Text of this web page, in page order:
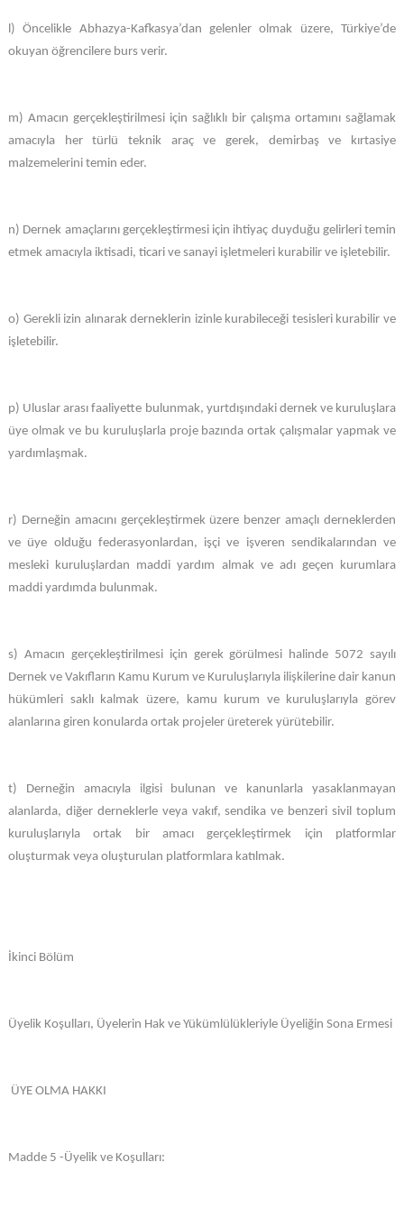
l) Öncelikle Abhazya-Kafkasya’dan gelenler olmak üzere, Türkiye’de
okuyan öğrencilere burs verir.
m) Amacın gerçekleştirilmesi için sağlıklı bir çalışma ortamını sağlamak
amacıyla her türlü teknik araç ve gerek, demirbaş ve kırtasiye
malzemelerini temin eder.
n) Dernek amaçlarını gerçekleştirmesi için ihtiyaç duyduğu gelirleri temin
etmek amacıyla iktisadi, ticari ve sanayi işletmeleri kurabilir ve işletebilir.
o) Gerekli izin alınarak derneklerin izinle kurabileceği tesisleri kurabilir ve
işletebilir.
p) Uluslar arası faaliyette bulunmak, yurtdışındaki dernek ve kuruluşlara
üye olmak ve bu kuruluşlarla proje bazında ortak çalışmalar yapmak ve
yardımlaşmak.
r) Derneğin amacını gerçekleştirmek üzere benzer amaçlı derneklerden
ve üye olduğu federasyonlardan, işçi ve işveren sendikalarından ve
mesleki kuruluşlardan maddi yardım almak ve adı geçen kurumlara
maddi yardımda bulunmak.
s) Amacın gerçekleştirilmesi için gerek görülmesi halinde 5072 sayılı
Dernek ve Vakıfların Kamu Kurum ve Kuruluşlarıyla ilişkilerine dair kanun
hükümleri saklı kalmak üzere, kamu kurum ve kuruluşlarıyla görev
alanlarına giren konularda ortak projeler üreterek yürütebilir.
t) Derneğin amacıyla ilgisi bulunan ve kanunlarla yasaklanmayan
alanlarda, diğer derneklerle veya vakıf, sendika ve benzeri sivil toplum
kuruluşlarıyla ortak bir amacı gerçekleştirmek için platformlar
oluşturmak veya oluşturulan platformlara katılmak.
İkinci Bölüm
Üyelik Koşulları, Üyelerin Hak ve Yükümlülükleriyle Üyeliğin Sona Ermesi
ÜYE OLMA HAKKI
Madde 5 -Üyelik ve Koşulları: